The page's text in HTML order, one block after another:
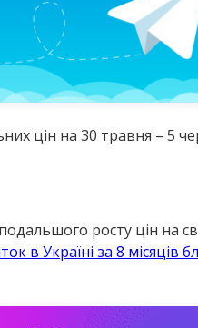
цін на 30 травня – 5
росту цін на
в Україні за 8 місяців